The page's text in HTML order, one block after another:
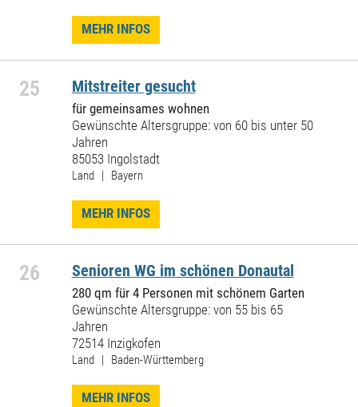
MEHR INFOS
25 Mitstreiter gesucht
für gemeinsames wohnen
Gewünschte Altersgruppe: von 60 bis unter 50
Jahren
85053 Ingolstadt
Land | Bayern
MEHR INFOS
26 Senioren WG im schönen Donautal
280 qm für 4 Personen mit schönem Garten
Gewünschte Altersgruppe: von 55 bis 65
Jahren
72514 Inzigkofen
Land | Baden-Württemberg
MEHR INFOS